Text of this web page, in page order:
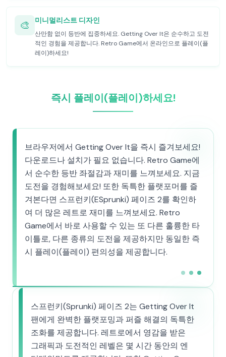
🎨 미니멀리스트 디자인
산만함 없이 등반에 집중하세요. Getting Over It은 순수하고 도전
적인 경험을 제공합니다. Retro Game에서 온라인으로 플레이(플
레이)하세요!
즉시 플레이(플레이)하세요!
브라우저에서 Getting Over It을 즉시 즐겨보세요!
다운로드나 설치가 필요 없습니다. Retro Game에
서 순수한 등반 좌절감과 재미를 느껴보세요. 지금
도전을 경험해보세요! 또한 독특한 플랫포머를 즐
겨본다면 스프런키(ESprunki) 페이즈 2를 확인하
여 더 많은 레트로 재미를 느껴보세요. Retro
Game에서 바로 사용할 수 있는 또 다른 훌륭한 타
이틀로, 다른 종류의 도전을 제공하지만 동일한 즉
시 플레이(플레이) 편의성을 제공합니다.
스프런키(Sprunki) 페이즈 2는 Getting Over It
팬에게 완벽한 플랫포밍과 퍼즐 해결의 독특한
조화를 제공합니다. 레트로에서 영감을 받은
그래픽과 도전적인 레벨은 몇 시간 동안의 엔